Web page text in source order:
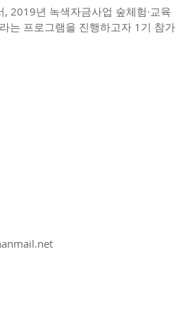
2019년 녹색자금사업 숲체험·교육
는 프로그램을 진행하고자 1기 참가